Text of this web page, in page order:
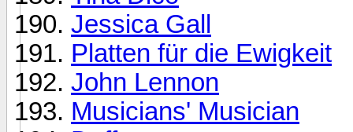
Jessica Gall
Platten für die Ewigkeit
John Lennon
Musicians' Musician